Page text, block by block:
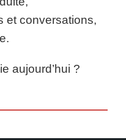
et conversations,
aujourd’hui ?